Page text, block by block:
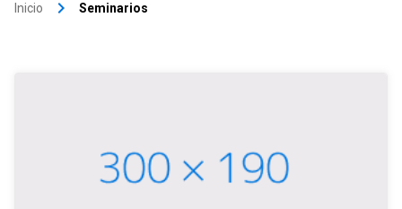
Inicio keyboard_arrow_right Seminarios